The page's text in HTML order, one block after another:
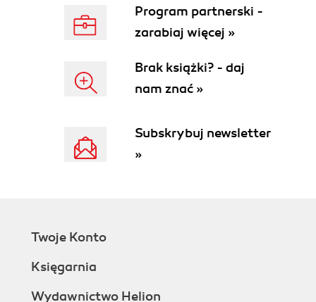
Modele danych (107)
Widoki (107)
Filozofia programowania w Django (110)
Django ma być pythoniczne (110)
Luźne powiązania i elastyczność (111)
Błyskawiczne programowanie (112)
Podsumowanie (112)
Dlaczego ORM? (115)
Typy pól w Django (117)
Dziedziczenie modeli (123)
Program partnerski -
zarabiaj więcej »
Brak książki? - daj
nam znać »
Subskrybuj newsletter
»
Twoje Konto
Księgarnia
Wydawnictwo Helion